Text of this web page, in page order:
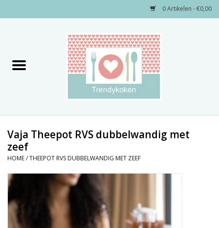
0 Artikelen - €0,00
Decoratie
Keukengerei
Textiel
Vaja Theepot RVS dubbelwandig met
zeef
HOME/THEEPOT RVS DUBBELWANDIG MET ZEEF